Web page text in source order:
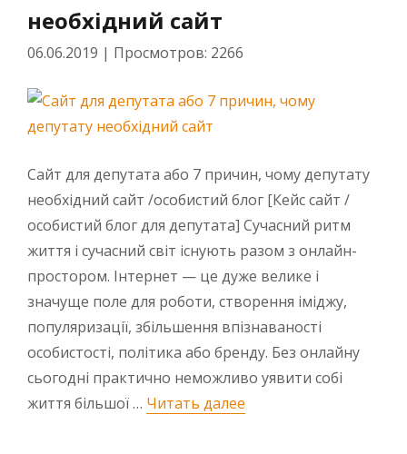
необхідний сайт
06.06.2019 | Просмотров: 2266
Сайт для депутата або 7 причин, чому депутату
необхідний сайт /особистий блог [Кейс сайт /
особистий блог для депутата] Сучасний ритм
життя і сучасний світ існують разом з онлайн-
простором. Інтернет — це дуже велике і
значуще поле для роботи, створення іміджу,
популяризації, збільшення впізнаваності
особистості, політика або бренду. Без онлайну
сьогодні практично неможливо уявити собі
життя більшої … Читать далее